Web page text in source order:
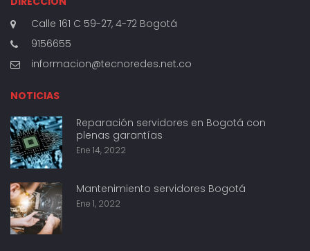
Calle 161 C 59-27, 4-72 Bogotá
9156655
informacion@tecnoredes.net.co
NOTICIAS
Reparación servidores en Bogotá con
plenas garantías
Ene 14, 2022
Mantenimiento servidores Bogotá
Ene 1, 2022